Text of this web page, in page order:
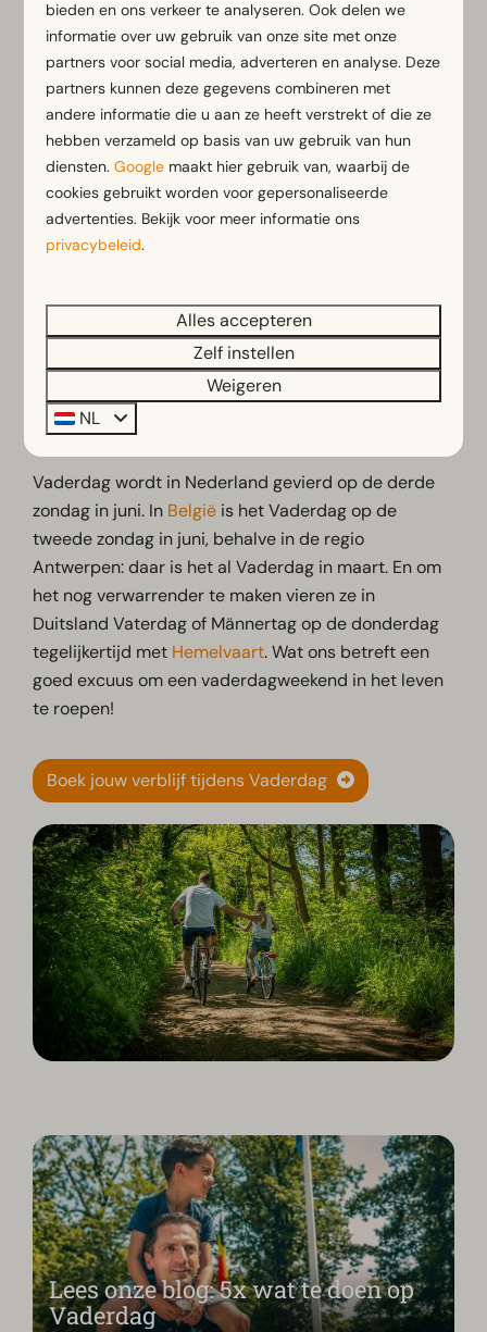
Modern en eigentijds
ingericht
Terras bij de woning
Bekijken
Meer resultaten (48 parken)
Wanneer is het Vaderdag?
Vaderdag wordt in Nederland gevierd op de derde
zondag in juni. In België is het Vaderdag op de
tweede zondag in juni, behalve in de regio
Antwerpen: daar is het al Vaderdag in maart. En om
het nog verwarrender te maken vieren ze in
Duitsland Vaterdag of Männertag op de donderdag
tegelijkertijd met Hemelvaart. Wat ons betreft een
goed excuus om een vaderdagweekend in het leven
te roepen!
Boek jouw verblijf tijdens Vaderdag
Lees onze blog: 5x wat te doen op
Vaderdag
bieden en ons verkeer te analyseren. Ook delen we
informatie over uw gebruik van onze site met onze
partners voor social media, adverteren en analyse. Deze
partners kunnen deze gegevens combineren met
andere informatie die u aan ze heeft verstrekt of die ze
hebben verzameld op basis van uw gebruik van hun
diensten.Google maakt hier gebruik van, waarbij de
cookies gebruikt worden voor gepersonaliseerde
advertenties. Bekijk voor meer informatie ons
privacybeleid.
Alles accepteren
Zelf instellen
Weigeren
NL